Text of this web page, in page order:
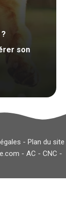
son
- Plan du site
- AC - CNC -